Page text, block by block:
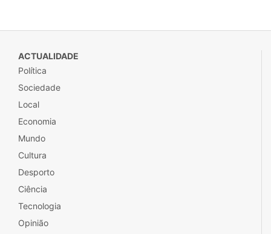
ACTUALIDADE
Política
Sociedade
Local
Economia
Mundo
Cultura
Desporto
Ciência
Tecnologia
Opinião